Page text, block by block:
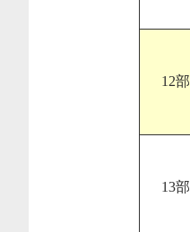
12部
13部